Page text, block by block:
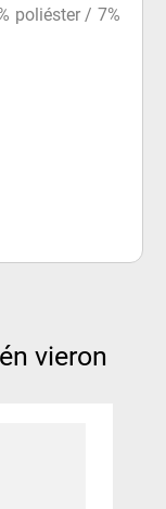
poliéster / 7%
vieron